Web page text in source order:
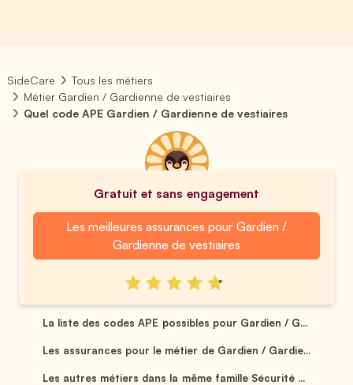
SideCare
Tous les métiers
Métier Gardien / Gardienne de vestiaires
Quel code APE Gardien / Gardienne de vestiaires
Gratuit et sans engagement
Les meilleures assurances pour Gardien /
Gardienne de vestiaires
La liste des codes APE possibles pour Gardien / G...
Les assurances pour le métier de Gardien / Gardie...
Les autres métiers dans la même famille Sécurité ...